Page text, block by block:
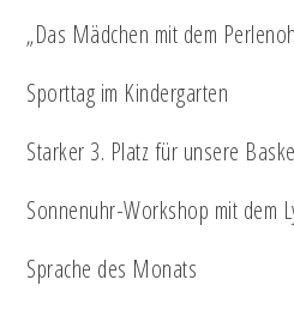
„Das Mädchen mit dem
Sporttag im Kindergarten
Starker 3. Platz für unsere
Sonnenuhr-Workshop mit dem
Sprache des Monats